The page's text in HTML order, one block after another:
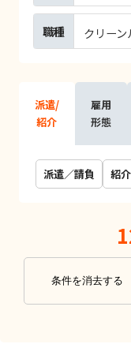
職種 クリーン
派遣/
紹介
雇用
形態
派遣／請負 紹
条件を消去する